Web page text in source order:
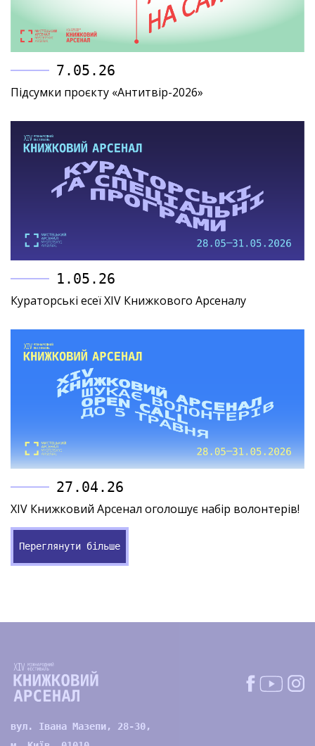
7.05.26
Підсумки проєкту «Антитвір-2026»
1.05.26
Кураторські есеї XIV Книжкового Арсеналу
27.04.26
XIV Книжковий Арсенал оголошує набір волонтерів!
Переглянути більше
вул. Івана Мазепи, 28-30,